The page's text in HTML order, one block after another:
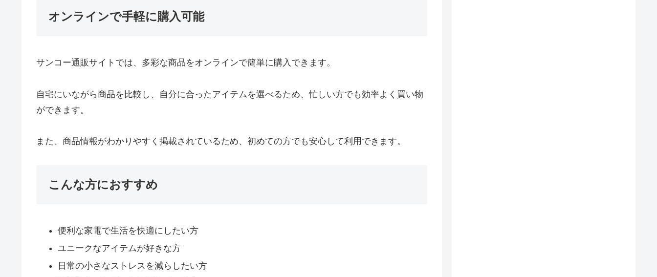
オンラインで手軽に購入可能
サンコー通販サイトでは、多彩な商品をオンラインで簡単に購入できます。
自宅にいながら商品を比較し、自分に合ったアイテムを選べるため、忙しい方でも効率よく買い物
ができます。
また、商品情報がわかりやすく掲載されているため、初めての方でも安心して利用できます。
こんな方におすすめ
便利な家電で生活を快適にしたい方
ユニークなアイテムが好きな方
日常の小さなストレスを減らしたい方